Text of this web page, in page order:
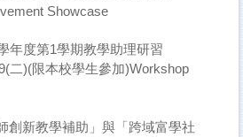
Showcase
年度第1學期教學助理研習
二)(限本校學生參加)Workshop
創新教學補助」與「跨域富學社